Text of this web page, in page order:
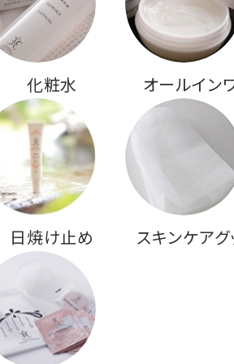
化粧水 オールイン
日焼け止め スキンケアグ